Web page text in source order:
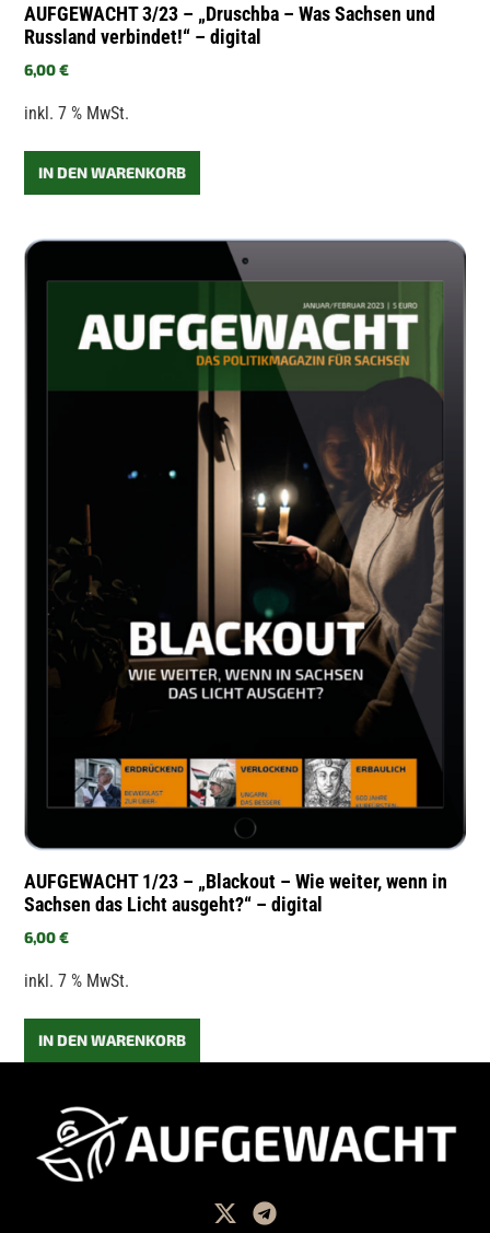
AUFGEWACHT 3/23 – „Druschba – Was Sachsen und
Russland verbindet!“ – digital
6,00€
inkl. 7 % MwSt.
IN DEN WARENKORB
AUFGEWACHT 1/23 – „Blackout – Wie weiter, wenn in
Sachsen das Licht ausgeht?“ – digital
6,00€
inkl. 7 % MwSt.
IN DEN WARENKORB